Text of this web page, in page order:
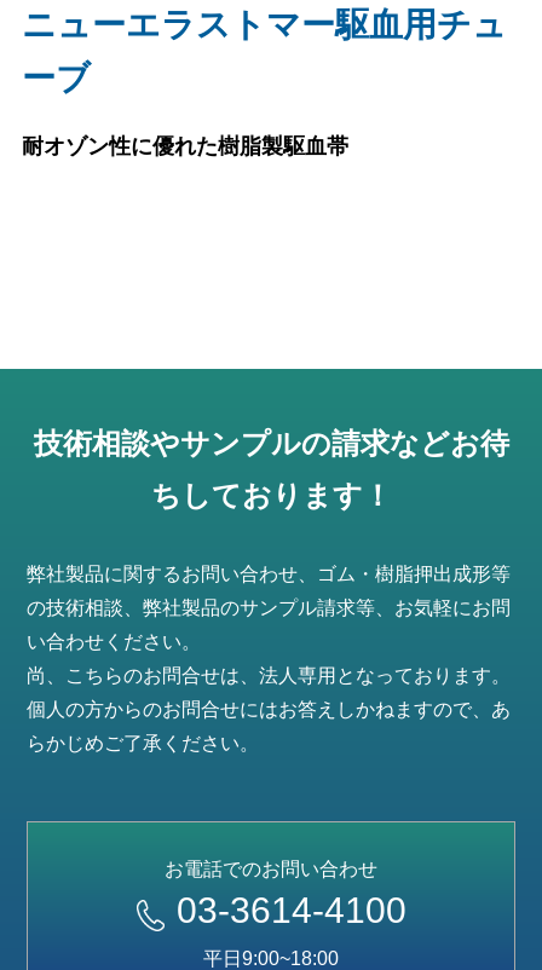
ニューエラストマー駆血用チュ
ーブ
耐オゾン性に優れた樹脂製駆血帯
技術相談やサンプルの請求などお待
ちしております！
弊社製品に関するお問い合わせ、ゴム・樹脂押出成形等
の技術相談、弊社製品のサンプル請求等、お気軽にお問
い合わせください。
尚、こちらのお問合せは、法人専用となっております。
個人の方からのお問合せにはお答えしかねますので、あ
らかじめご了承ください。
お電話でのお問い合わせ
03-3614-4100
平日9:00~18:00